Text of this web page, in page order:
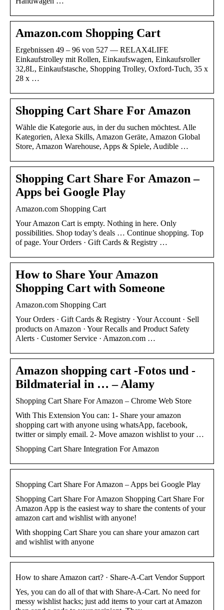
Amazon.com Shopping Cart
Ergebnissen 49 – 96 von 527 — RELAX4LIFE
Einkaufstrolley mit Rollen, Einkaufswagen, Einkaufsroller
32,8L, Einkaufstasche, Shopping Trolley, Oxford-Tuch, 35 x
28 x …
Shopping Cart Share For Amazon
Wähle die Kategorie aus, in der du suchen möchtest. Alle
Kategorien, Alexa Skills, Amazon Geräte, Amazon Global
Store, Amazon Warehouse, Apps & Spiele, Audible …
Shopping Cart Share For Amazon –
Apps bei Google Play
Amazon.com Shopping Cart
Your Amazon Cart is empty. Nothing in here. Only
possibilities. Shop today’s deals … Continue shopping. Top
of page. Your Orders · Gift Cards & Registry …
How to Share Your Amazon
Shopping Cart with Someone
Amazon.com Shopping Cart
Your Orders · Gift Cards & Registry · Your Account · Sell
products on Amazon · Your Recalls and Product Safety
Alerts · Customer Service · Amazon.com …
Amazon shopping cart -Fotos und -
Bildmaterial in … – Alamy
Shopping Cart Share For Amazon – Chrome Web Store
With This Extension You can: 1- Share your amazon
shopping cart with anyone using whatsApp, facebook,
twitter or simply email. 2- Move amazon wishlist to your …
Shopping Cart Share Integration For Amazon
Shopping Cart Share For Amazon – Apps bei Google Play
Shopping Cart Share For Amazon Shopping Cart Share For
Amazon App is the easiest way to share the contents of your
amazon cart and wishlist with anyone!
With shopping Cart Share you can share your amazon cart
and wishlist with anyone
How to share Amazon cart? · Share-A-Cart Vendor Support
Yes, you can do all of that with Share-A-Cart. No need for
messy wishlist hacks; just add items to your cart at Amazon